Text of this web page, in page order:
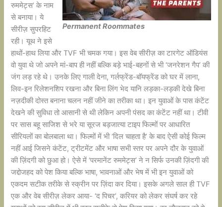
Permanent Roommates
रुममेट्स’ के नाम
से बनाया। ये
सीरीज़ सुपरहिट
रही। यूथ ने इसे
हाथों-हाथ लिया और TVF भी चमक गया। इस वेब सीरीज़ का टारगेट ऑडियंस
वो युवा थे जो अपने मां-बाप ही नहीं बल्कि बड़े भाई-बहनों से भी ‘जनरेशन गैप’ की
जंग लड़ रहे थे। उनके लिए गाली देना, गर्लफ्रेंड-बॉयफ्रेंड को घर में लाना,
लिव-इन रिलेशनशिप रखना और बिना लिंग भेद यानि लड़का-लड़की देखे बिना
नज़दीकी दोस्त बनाना चलन नहीं जीने का तरीका था। इन युवाओं के पास कंटेंट
देखने की सुविधा तो आसानी से थी लेकिन अपनी पंसद का कंटेंट नहीं था। टीवी
पर सास बहू साजिश से भरे या सूरज बड़जात्या टाइप फिल्मों पर आधारित
सीरियलों का बोलबाला था। फिल्मों में भी ‘दिल चाहता है’ के बाद ऐसी कोई फिल्म
नहीं आई जिसने कंटेंट, ट्रीटमेंट और भाषा सभी स्तर पर अपने दौर के युवाओं
की ज़िंदगी को छुआ हो। ऐसे में ‘परमानेंट रुममेट्स’ ने न सिर्फ उनकी ज़िंदगी की
जद्दोजहद को पेश किया बल्कि भाषा, भावनाओं और भेष में भी इन युवाओं को
एकदम सटीक तरीके से स्क्रीन पर ज़िंदा कर दिया। इसके अगले साल ही TVF
एक और वेब सीरीज़ लेकर आया- ‘द पिचर’, करियर को लेकर संघर्ष कर रहे